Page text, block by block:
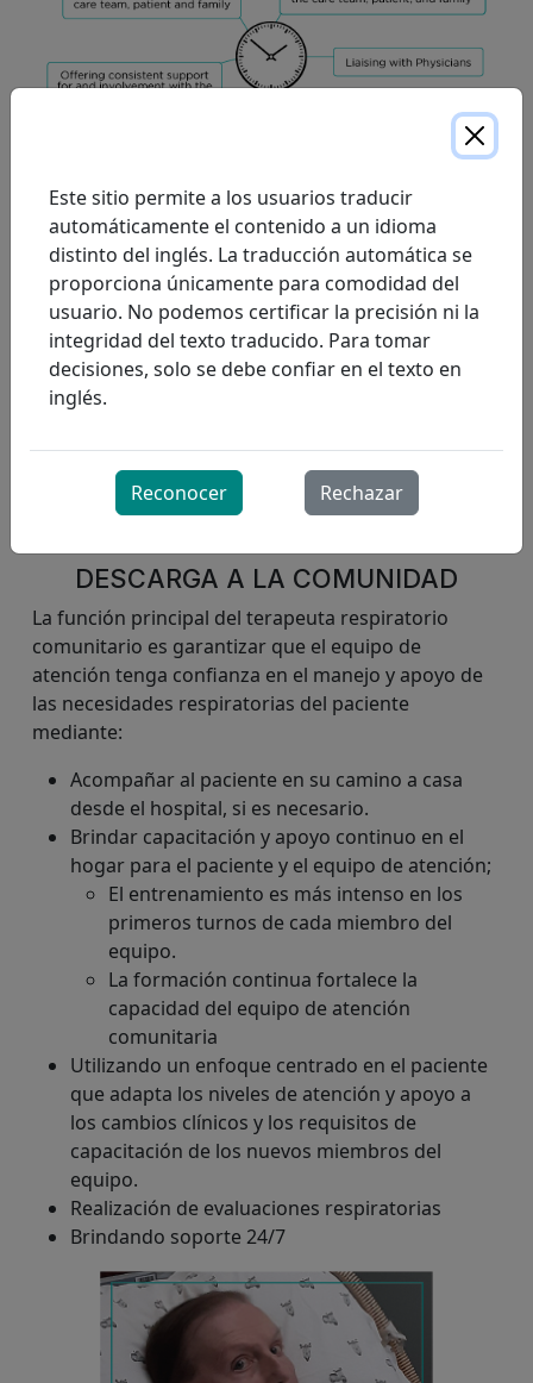
PRE-ALTA
En colaboración con el hospital, el Terapeuta
Respiratorio Comunitario:
Capacita al equipo de atención comunitaria
específico para el cuidado respiratorio y el
manejo de ventiladores en la comunidad.
Recibe las órdenes necesarias de atención
respiratoria comunitaria y aprende las
expectativas del médico más responsable.
Involucra a la familia, al paciente y a los
cuidadores informales en una formación que
DESCARGA A LA COMUNIDAD
La función principal del terapeuta respiratorio
comunitario es garantizar que el equipo de
atención tenga confianza en el manejo y apoyo de
las necesidades respiratorias del paciente
mediante:
Acompañar al paciente en su camino a casa
desde el hospital, si es necesario.
Brindar capacitación y apoyo continuo en el
hogar para el paciente y el equipo de atención;
El entrenamiento es más intenso en los
primeros turnos de cada miembro del
equipo.
La formación continua fortalece la
capacidad del equipo de atención
comunitaria
Utilizando un enfoque centrado en el paciente
que adapta los niveles de atención y apoyo a
los cambios clínicos y los requisitos de
capacitación de los nuevos miembros del
equipo.
Realización de evaluaciones respiratorias
Brindando soporte 24/7
Este sitio permite a los usuarios traducir
automáticamente el contenido a un idioma
distinto del inglés. La traducción automática se
proporciona únicamente para comodidad del
usuario. No podemos certificar la precisión ni la
integridad del texto traducido. Para tomar
decisiones, solo se debe confiar en el texto en
inglés.
Reconocer Rechazar